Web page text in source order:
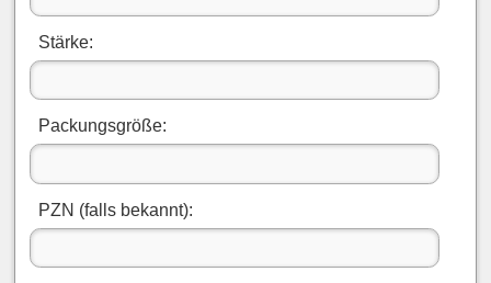
Stärke:
Packungsgröße:
PZN (falls bekannt):